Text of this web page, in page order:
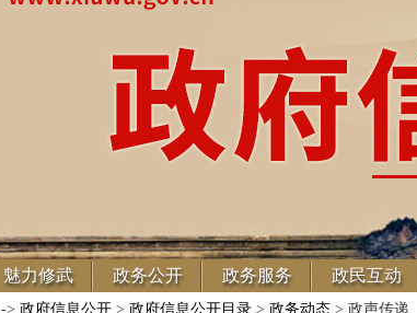
魅力修武 政务公开 政务服务 政民互动
-> 政府信息公开 > 政府信息公开目录 > 政务动态 > 政声传递